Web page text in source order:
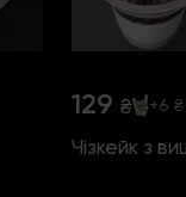
129 ₴ +6 ₴
Чізкейк з